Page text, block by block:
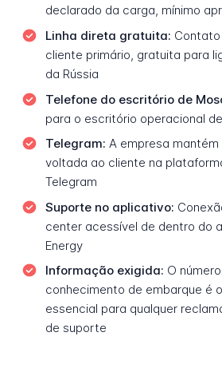
declarado da carga, mínimo
Linha direta gratuita:
cliente primário, gratuita para
da Rússia
Telefone do escritório de
para o escritório operacional
Telegram: A empresa
voltada ao cliente na
Telegram
Suporte no aplicativo:
center acessível de dentro do
Energy
Informação exigida: O
conhecimento de embarque é
essencial para qualquer
de suporte